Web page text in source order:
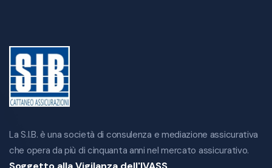
La S.I.B. è una società di consulenza e mediazione assicurativa
che opera da più di cinquanta anni nel mercato assicurativo.